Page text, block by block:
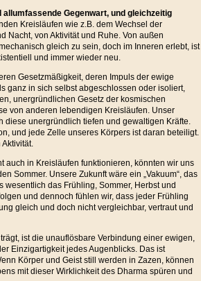
allumfassende Gegenwart, und gleichzeitig
Kreisläufen wie z.B. dem Wechsel der
Nacht, von Aktivität und Ruhe. Von außen
gleich zu sein, doch im Inneren erlebt, ist
und immer wieder neu.
Gesetzmäßigkeit, deren Impuls der ewige
ganz in sich selbst abgeschlossen oder isoliert,
unergründlichen Gesetz der kosmischen
von anderen lebendigen Kreisläufen. Unser
diese unergründlich tiefen und gewaltigen Kräfte.
und jede Zelle unseres Körpers ist daran beteiligt.
auch in Kreisläufen funktionieren, könnten wir uns
Sommer. Unsere Zukunft wäre ein „Vakuum“, das
wesentlich das Frühling, Sommer, Herbst und
und dennoch fühlen wir, dass jeder Frühling
gleich und doch nicht vergleichbar, vertraut und
ist die unauflösbare Verbindung einer ewigen,
Einzigartigkeit jedes Augenblicks. Das ist
Körper und Geist still werden in Zazen, können
mit dieser Wirklichkeit des Dharma spüren und